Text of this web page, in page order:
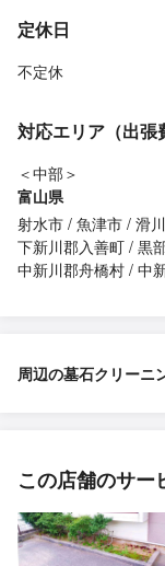
定休日
不定休
対応エリア（出張
＜中部＞
富山県
射水市 魚津市 滑
下新川郡入善町 黒
中新川郡舟橋村 中
周辺の墓石クリーニ
この店舗のサー